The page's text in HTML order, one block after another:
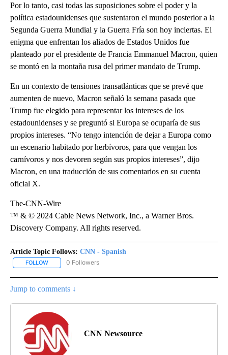
Por lo tanto, casi todas las suposiciones sobre el poder y la
política estadounidenses que sustentaron el mundo posterior a la
Segunda Guerra Mundial y la Guerra Fría son hoy inciertas. El
enigma que enfrentan los aliados de Estados Unidos fue
planteado por el presidente de Francia Emmanuel Macron, quien
se montó en la montaña rusa del primer mandato de Trump.
En un contexto de tensiones transatlánticas que se prevé que
aumenten de nuevo, Macron señaló la semana pasada que
Trump fue elegido para representar los intereses de los
estadounidenses y se preguntó si Europa se ocuparía de sus
propios intereses. “No tengo intención de dejar a Europa como
un escenario habitado por herbívoros, para que vengan los
carnívoros y nos devoren según sus propios intereses”, dijo
Macron, en una traducción de sus comentarios en su cuenta
oficial X.
The-CNN-Wire
™ & © 2024 Cable News Network, Inc., a Warner Bros.
Discovery Company. All rights reserved.
Article Topic Follows: CNN - Spanish
FOLLOW FOLLOW "CNN - SPANISH" TO RECEIVE NOTIFICATIONS ABOUT
0 Followers
Jump to comments ↓
CNN Newsource